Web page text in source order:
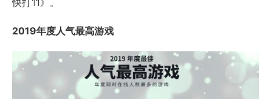
2019年度人气最高游戏